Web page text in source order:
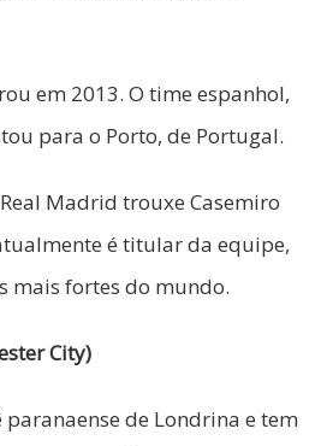
em 2013. O time espanhol,
para o Porto, de Portugal.
Madrid trouxe Casemiro
é titular da equipe,
mais fortes do mundo.
City)
paranaense de Londrina e tem